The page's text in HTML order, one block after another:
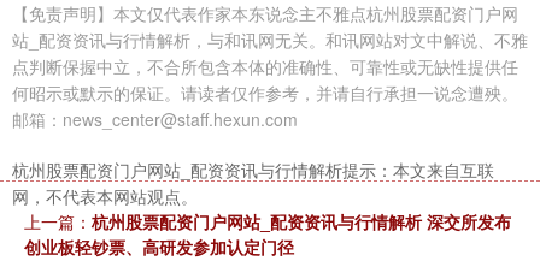
【免责声明】本文仅代表作家本东说念主不雅点杭州股票配资门户网
站_配资资讯与行情解析，与和讯网无关。和讯网站对文中解说、不雅
点判断保握中立，不合所包含本体的准确性、可靠性或无缺性提供任
何昭示或默示的保证。请读者仅作参考，并请自行承担一说念遭殃。
邮箱：news_center@staff.hexun.com
杭州股票配资门户网站_配资资讯与行情解析提示：本文来自互联
网，不代表本网站观点。
上一篇： 杭州股票配资门户网站_配资资讯与行情解析 深交所发布
创业板轻钞票、高研发参加认定门径